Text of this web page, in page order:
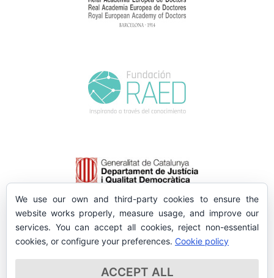
We use our own and third-party cookies to ensure the
website works properly, measure usage, and improve our
services. You can accept all cookies, reject non-essential
cookies, or configure your preferences. Cookie policy
ACCEPT ALL